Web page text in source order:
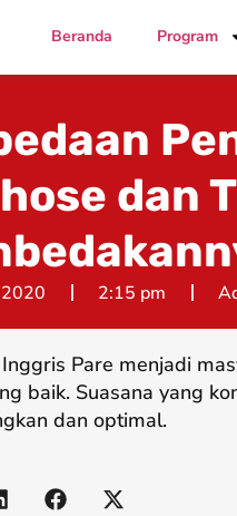
Beranda Program
dan
2:15 pm
Pare menjadi
baik. Suasana yang
dan optimal.